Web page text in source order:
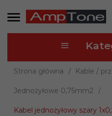
Strona główna Kable /
Jednożyłowe 0,75mm2
Kabel jednożyłowy szary